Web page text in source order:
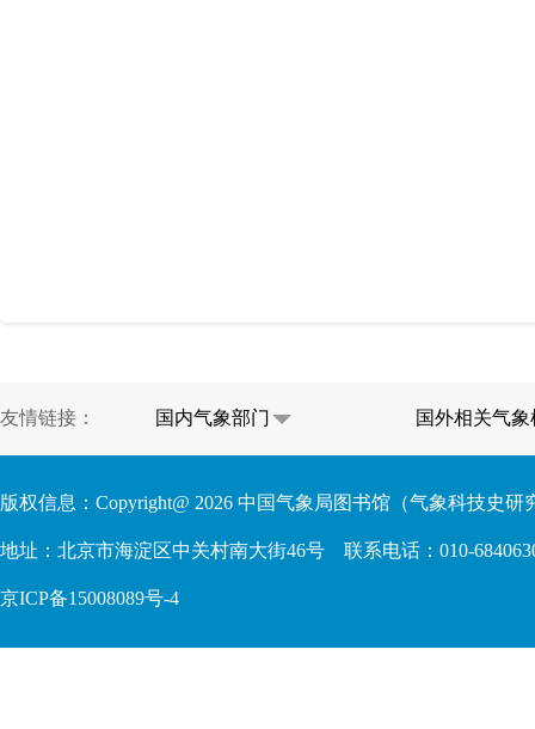
友情链接： 国内气象部门 国外相关气象
版权信息：Copyright@ 2026 中国气象局图书馆（气象科技史研
地址：北京市海淀区中关村南大街46号 联系电话：010-
京ICP备15008089号-4